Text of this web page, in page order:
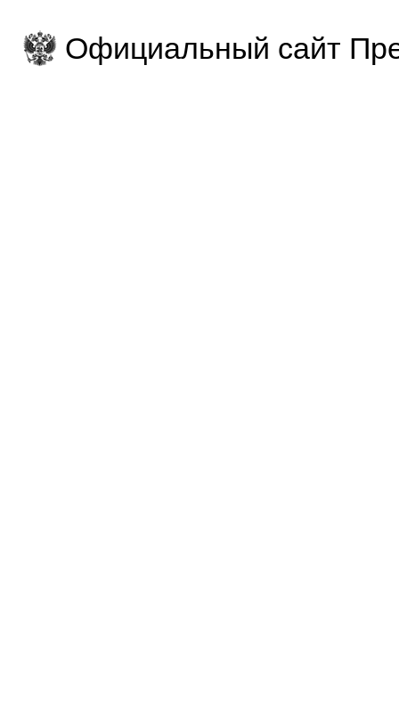
Официальный сайт